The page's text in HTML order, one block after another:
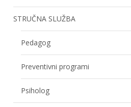
STRUČNA SLUŽBA
Pedagog
Preventivni programi
Psiholog